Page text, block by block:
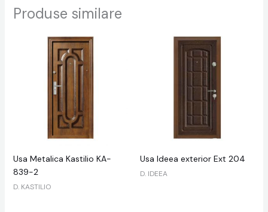
Produse similare
Usa Metalica Kastilio KA-
839-2
D. KASTILIO
Usa Ideea exterior Ext 204
D. IDEEA